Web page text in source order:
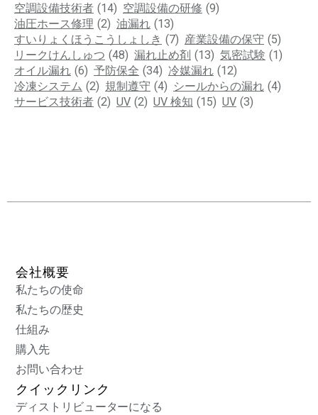
空調設備技術者 (14) 空調設備の研修 (9)
油圧ホース修理 (2) 油漏れ (13)
すいりょくほうこうしょしき (7) 産業設備の保守 (5)
リークけんしゅつ (48) 漏れ止め剤 (13) 気密試験 (1)
オイル漏れ (6) 予防保全 (34) 冷媒漏れ (12)
冷凍システム (2) 規制遵守 (4) シールからの漏れ (4)
サービス技術者 (2) UV (2) UV 検知 (15) UV (3)
会社概要
私たちの使命
私たちの歴史
仕組み
購入先
お問い合わせ
クイックリンク
ディストリビューターになる